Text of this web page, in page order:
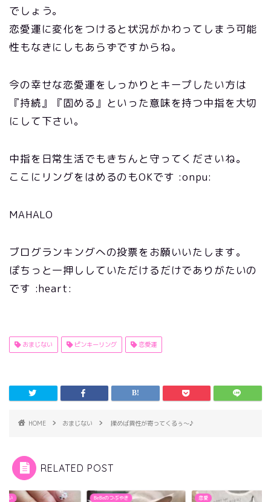
でしょう。
恋愛運に変化をつけると状況がかわってしまう可能
性もなきにしもあらずですからね。
今の幸せな恋愛運をしっかりとキープしたい方は
『持続』『固める』といった意味を持つ中指を大切
にして下さい。
中指を日常生活でもきちんと守ってくださいね。
ここにリングをはめるのもOKです :onpu:
MAHALO
ブログランキングへの投票をお願いいたします。
ぽちっと一押ししていただけるだけでありがたいの
です :heart:
おまじない ピンキーリング 恋愛運
HOME おまじない 揉めば異性が寄ってくるぅ～♪
RELATED POST
ない BeBeのつぶやき 恋愛